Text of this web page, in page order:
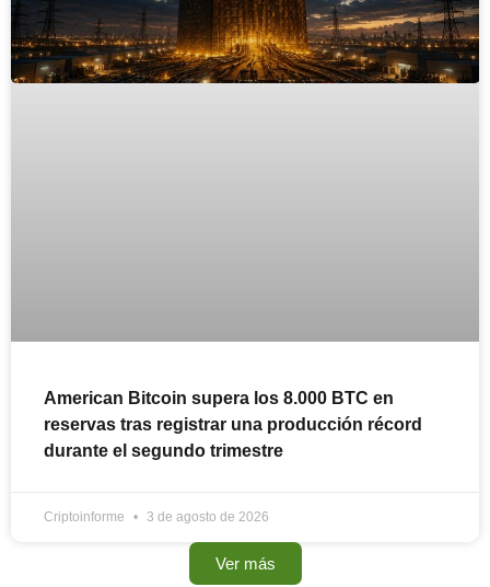
American Bitcoin supera los 8.000 BTC en
reservas tras registrar una producción récord
durante el segundo trimestre
Criptoinforme 3 de agosto de 2026
Ver más